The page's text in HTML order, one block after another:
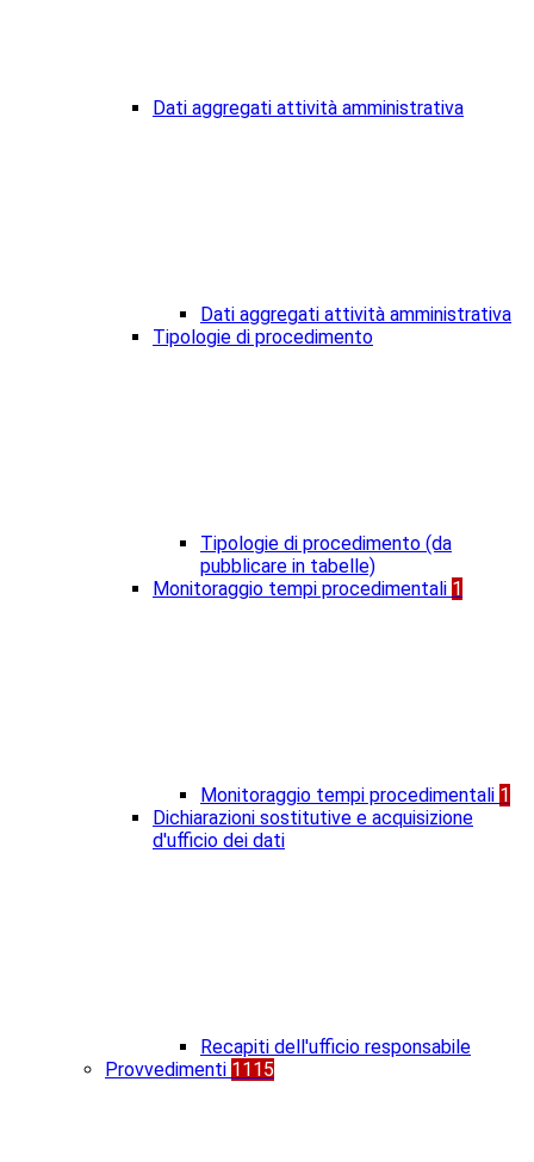
Dati aggregati attività amministrativa
Dati aggregati attività amministrativa
Tipologie di procedimento
Tipologie di procedimento (da
pubblicare in tabelle)
Monitoraggio tempi procedimentali 1
Monitoraggio tempi procedimentali 1
Dichiarazioni sostitutive e acquisizione
d'ufficio dei dati
Recapiti dell'ufficio responsabile
Provvedimenti 1115